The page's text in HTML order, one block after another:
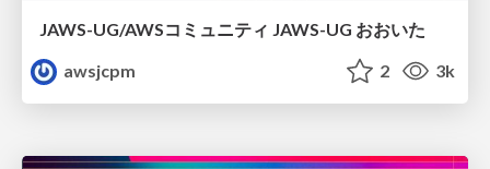
JAWS-UG/AWSコミュニティ JAWS-UG おおいた
awsjcpm
2 3k